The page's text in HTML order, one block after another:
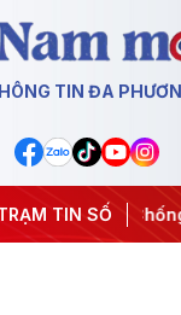
TIN ĐA
TIN SỐ
khai thác IUU